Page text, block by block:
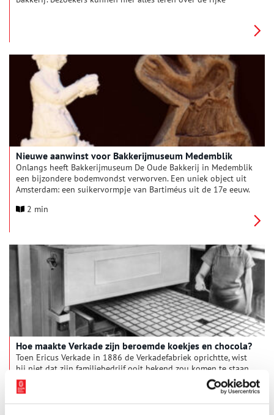
Nieuwe aanwinst voor Bakkerijmuseum Medemblik
Onlangs heeft Bakkerijmuseum De Oude Bakkerij in Medemblik
een bijzondere bodemvondst verworven. Een uniek object uit
Amsterdam: een suikervormpje van Bartiméus uit de 17e eeuw.
2 min
Hoe maakte Verkade zijn beroemde koekjes en chocola?
Toen Ericus Verkade in 1886 de Verkadefabriek oprichtte, wist
hij niet dat zijn familiebedrijf ooit bekend zou komen te staan
om de heerlijke koekjes en chocolade. De fabriek maakte
aanvankelijk slechts brood, beschuit en ontbijtkoek, maar daar
zou gauw verandering in komen. Hoe konden de biscuitjes en